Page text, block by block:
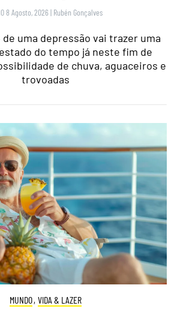
8 Agosto, 2026 | Rubén Gonçalves
de uma depressão vai trazer uma
do tempo já neste fim de
de chuva, aguaceiros e
trovoadas
MUNDO, VIDA & LAZER